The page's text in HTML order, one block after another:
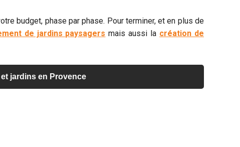
budget, phase par phase. Pour terminer, et en plus de
de jardins paysagers mais aussi la création de
jardins en Provence